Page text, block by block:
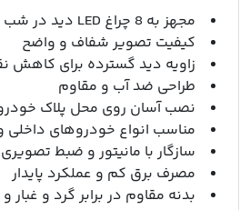
مجهز به 8 چراغ LED دید در شب
کیفیت تصویر شفاف و واضح
زاویه دید گسترده برای کاهش
طراحی ضد آب و مقاوم
نصب آسان روی محل پلاک
مناسب انواع خودروهای داخلی
سازگار با مانیتور و ضبط
مصرف برق کم و عملکرد پایدار
بدنه مقاوم در برابر گرد و غبار